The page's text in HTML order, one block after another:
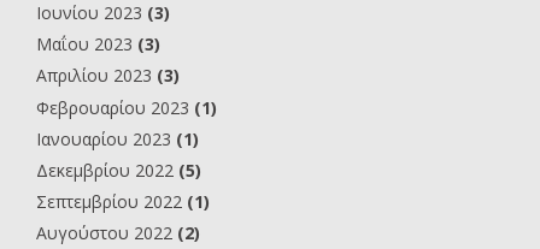
Ιουνίου 2023 (3)
Μαΐου 2023 (3)
Απριλίου 2023 (3)
Φεβρουαρίου 2023 (1)
Ιανουαρίου 2023 (1)
Δεκεμβρίου 2022 (5)
Σεπτεμβρίου 2022 (1)
Αυγούστου 2022 (2)